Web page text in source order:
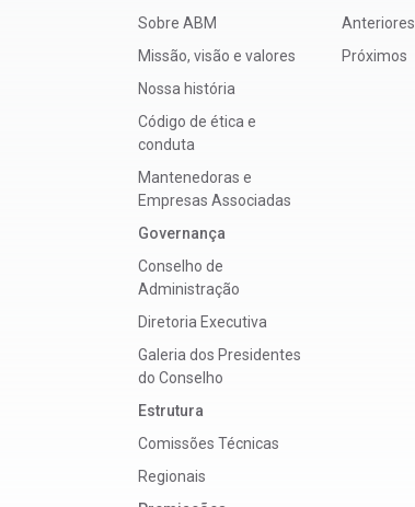
Sobre ABM
Missão, visão e valores
Nossa história
Código de ética e
conduta
Mantenedoras e
Empresas Associadas
Governança
Conselho de
Administração
Diretoria Executiva
Galeria dos Presidentes
do Conselho
Estrutura
Comissões Técnicas
Regionais
Anteriores
Próximos